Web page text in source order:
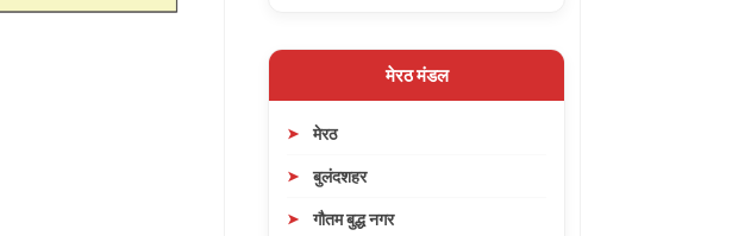
मेरठ मंडल
मेरठ
बुलंदशहर
गौतम बुद्ध नगर